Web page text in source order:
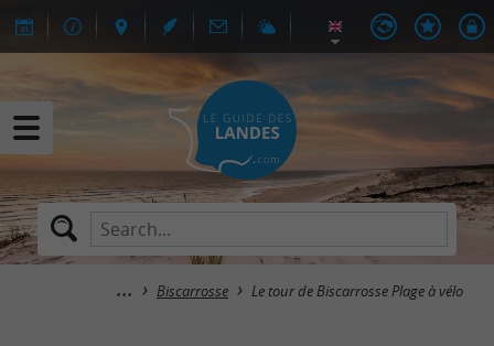
Biscarrosse Le tour de Biscarrosse Plage à vélo